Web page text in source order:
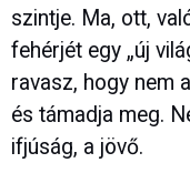
szintje. Ma, ott,
fehérjét egy „új
ravasz, hogy nem
és támadja meg.
ifjúság, a jövő.